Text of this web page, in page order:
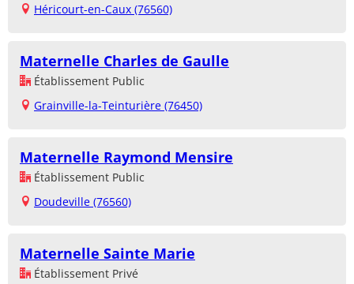
Héricourt-en-Caux (76560)
Maternelle Charles de Gaulle
Établissement Public
Grainville-la-Teinturière (76450)
Maternelle Raymond Mensire
Établissement Public
Doudeville (76560)
Maternelle Sainte Marie
Établissement Privé